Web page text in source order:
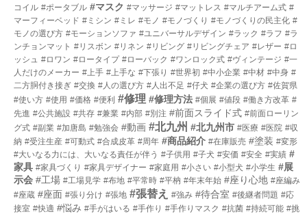
コイル #ポータブル #マスク #マッサージ #マットレス #マルチアーム式 #
マーフィーベッド #ミシン #ミレ #モノ #モノづくり #モノづくりの民主化 #
モノの選び方 #モーションソファ #ユニバーサルデザイン #ラック #ラフ #ラ
ンチョンマット #リスボン #リネン #リビング #リビングチェア #レザー #ロ
ッシュ #ロワン #ロータイプ #ローバック #ワンロック式 #ヴィンテージ #一
人だけのメーカー #上手 #上手な #下張り #世界初 #中小企業 #中材 #中身 #
二方胴付き接ぎ #交換 #人の選び方 #人出不足 #仔犬 #企業の選び方 #佐賀県
#使い方 #使用 #価格 #便利 #修理 #修理方法 #個展 #値段 #働き方改革 #
先進 #公共施設 #共存 #兼業 #内部 #別注 #前面スライド式 #前面ローリン
グ式 #副業 #加唐島 #勉強会 #動画 #北九州 #北九州市 #医療 #医院 #収
納 #受注生産 #可動式 #合成皮革 #周年 #商品紹介 #在庫販売 #塗装 #変形
#大いなる力には、大いなる責任が伴う #子供用 #子犬 #安価 #安全 #実績 #
家具 #家具づくり #家具デザイナー #家庭用 #小さい #小型犬 #小学生 #展
示会 #工場 #工場見学 #布地 #平常時 #平枘 #年末年始 #座り心地 #座編み
#座蔵 #座面 #張り分け #張地 #張替え #強み #待合室 #後継者問題 #応
接室 #快適 #悩み #手がはいる #手作り #手作りマスク #抗菌 #持続可能 #挑